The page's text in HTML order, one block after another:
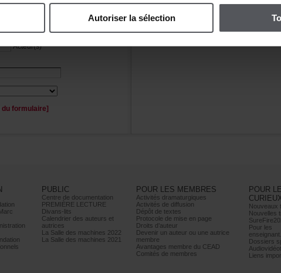
Autoriserlasélection
Personnage(s)
Acteur(s)
PUBLIC
Centrededocumentation
PREMIÈRELECTURE
Divans-lits
Calendrierdesauteurset
autrices
LaSalledesmachines2022
LaSalledesmachines2021
POURLESMEMBRES
Activitésdramaturgiques
Activitésdediffusion
Dépôtdetextes
Protocoledemiseenpage
Droitsd’auteur
Devenirunauteurouuneautrice
membre
AvantagesmembreduCEAD
Comitésdemembres
Pourles